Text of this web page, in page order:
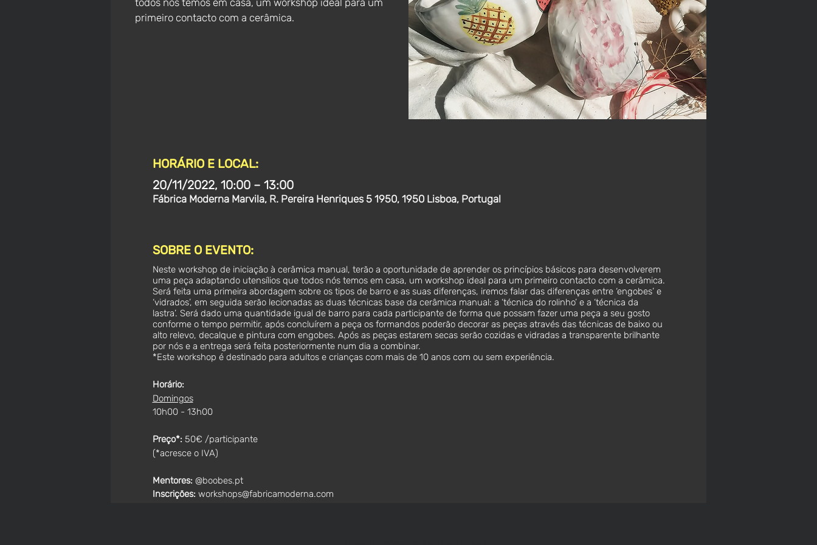
primeiro contacto com a cerâmica.
HORÁRIO E LOCAL:
20/11/2022, 10:00 – 13:00
Fábrica Moderna Marvila, R. Pereira Henriques 5 1950, 1950 Lisboa, Portugal
SOBRE O EVENTO:
Neste workshop de iniciação à cerâmica manual, terão a oportunidade de aprender os princípios básicos para desenvolverem
uma peça adaptando utensílios que todos nós temos em casa, um workshop ideal para um primeiro contacto com a cerâmica.
Será feita uma primeira abordagem sobre os tipos de barro e as suas diferenças, iremos falar das diferenças entre ‘engobes’ e
‘vidrados’, em seguida serão lecionadas as duas técnicas base da cerâmica manual: a ‘técnica do rolinho’ e a ‘técnica da
lastra’. Será dado uma quantidade igual de barro para cada participante de forma que possam fazer uma peça a seu gosto
conforme o tempo permitir, após concluírem a peça os formandos poderão decorar as peças através das técnicas de baixo ou
alto relevo, decalque e pintura com engobes. Após as peças estarem secas serão cozidas e vidradas a transparente brilhante
por nós e a entrega será feita posteriormente num dia a combinar.
*Este workshop é destinado para adultos e crianças com mais de 10 anos com ou sem experiência.
Horário:
Domingos
10h00 - 13h00
Preço*: 50€ /participante
(*acresce o IVA)
Mentores: @boobes.pt
Inscrições: workshops@fabricamoderna.com